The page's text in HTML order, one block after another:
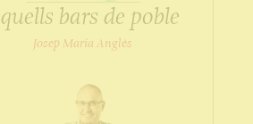
bars de poble
Josep Maria Anglès